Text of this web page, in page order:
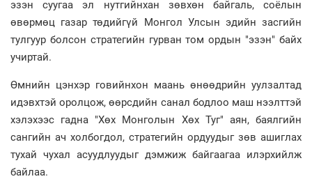
эзэн суугаа эл нутгийнхан зөвхөн байгаль, соёлын
өвөрмөц газар төдийгүй Монгол Улсын эдийн засгийн
тулгуур болсон стратегийн гурван том ордын "эзэн" байх
учиртай.
Өмнийн цэнхэр говийнхон маань өнөөдрийн уулзалтад
идэвхтэй оролцож, өөрсдийн санал бодлоо маш нээлттэй
хэлэхээс гадна "Хөх Монголын Хөх Туг" аян, баялгийн
сангийн ач холбогдол, стратегийн ордуудыг зөв ашиглах
тухай чухал асуудлуудыг дэмжиж байгаагаа илэрхийлж
байлаа.